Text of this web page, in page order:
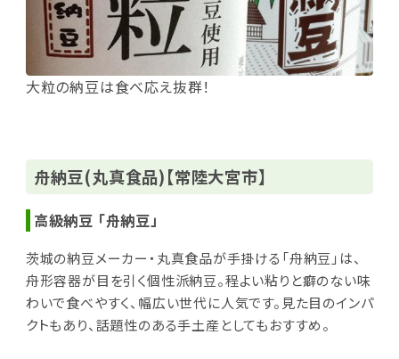
大粒の納豆は食べ応え抜群！
舟納豆(丸真食品)【常陸大宮市】
高級納豆 「舟納豆」
茨城の納豆メーカー・丸真食品が手掛ける「舟納豆」は、
舟形容器が目を引く個性派納豆。程よい粘りと癖のない味
わいで食べやすく、幅広い世代に人気です。見た目のインパ
クトもあり、話題性のある手土産としてもおすすめ。